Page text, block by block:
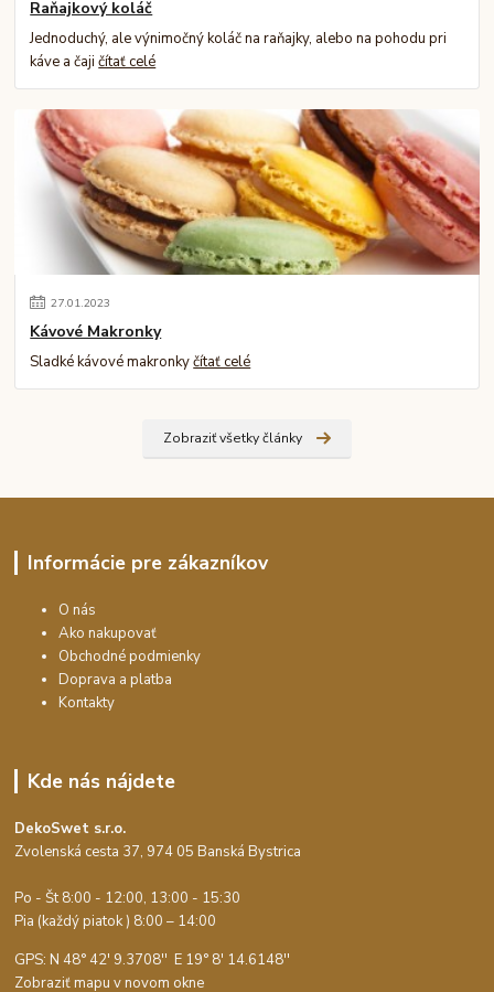
Raňajkový koláč
Jednoduchý, ale výnimočný koláč na raňajky, alebo na pohodu pri
káve a čajičítať celé
27.01.2023
Kávové Makronky
Sladké kávové makronkyčítať celé
Zobraziť všetky články
Informácie pre zákazníkov
O nás
Ako nakupovať
Obchodné podmienky
Doprava a platba
Kontakty
Kde nás nájdete
DekoSwet s.r.o.
Zvolenská cesta 37, 974 05 Banská Bystrica
Po - Št 8:00 - 12:00, 13:00 - 15:30
Pia (každý piatok ) 8:00 – 14:00
GPS: N 48° 42' 9.3708'' E 19° 8' 14.6148''
Zobraziť mapu v novom okne